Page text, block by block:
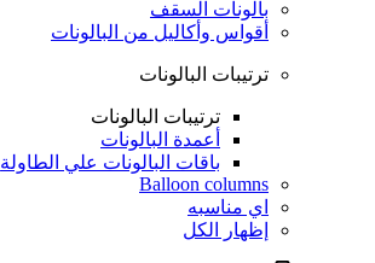
بالونات السقف
أقواس وأكاليل من البالونات
ترتيبات البالونات
ترتيبات البالونات
أعمدة البالونات
باقات البالونات علي الطاولة
Balloon columns
اي مناسبه
إظهار الكل